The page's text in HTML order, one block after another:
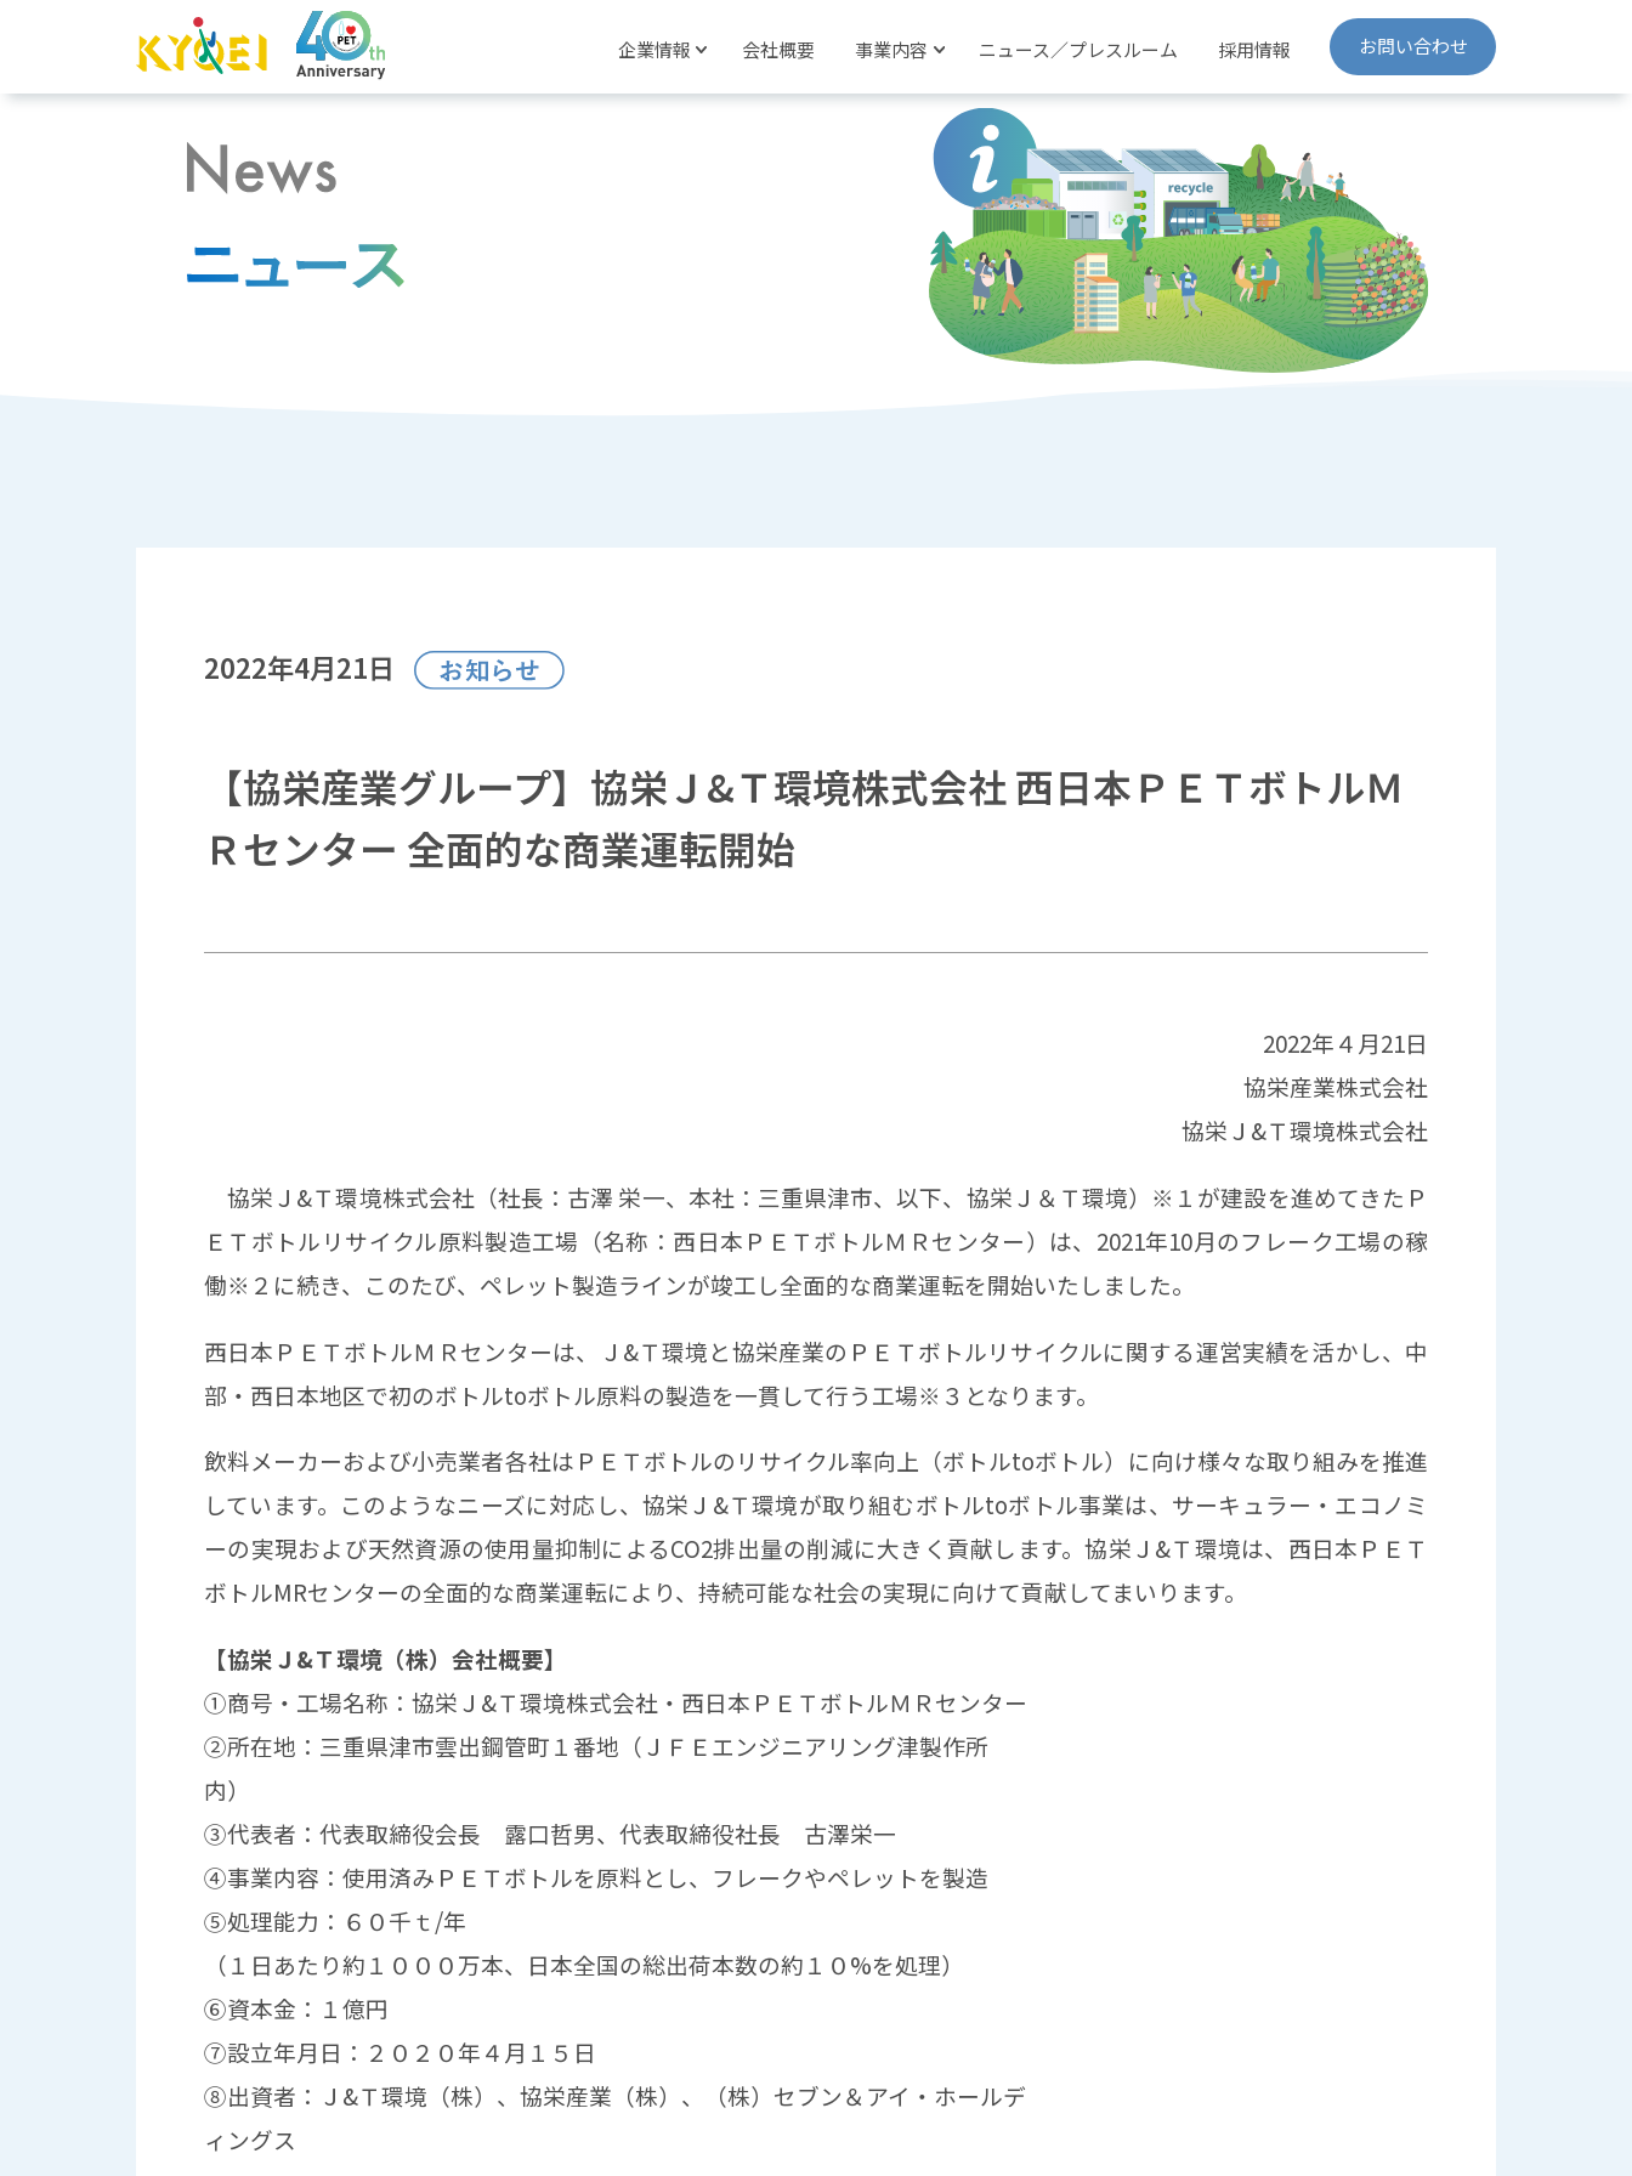
企業情報 会社概要 事業内容 ニュース／プレスルーム 採用情報 お問い合わせ
2022年4月21日
【協栄産業グループ】協栄Ｊ&Ｔ環境株式会社 西日本ＰＥＴボトルＭ
Ｒセンター 全面的な商業運転開始
2022年４月21日
協栄産業株式会社
協栄Ｊ&Ｔ環境株式会社
協栄Ｊ&Ｔ環境株式会社（社長：古澤 栄一、本社：三重県津市、以下、協栄Ｊ＆Ｔ環境）※１が建設を進めてきたＰ
ＥＴボトルリサイクル原料製造工場（名称：西日本ＰＥＴボトルＭＲセンター）は、2021年10月のフレーク工場の稼
働※２に続き、このたび、ペレット製造ラインが竣工し全面的な商業運転を開始いたしました。
西日本ＰＥＴボトルＭＲセンターは、Ｊ&Ｔ環境と協栄産業のＰＥＴボトルリサイクルに関する運営実績を活かし、中
部・西日本地区で初のボトルtoボトル原料の製造を一貫して行う工場※３となります。
飲料メーカーおよび小売業者各社はＰＥＴボトルのリサイクル率向上（ボトルtoボトル）に向け様々な取り組みを推進
しています。このようなニーズに対応し、協栄Ｊ&Ｔ環境が取り組むボトルtoボトル事業は、サーキュラー・エコノミ
ーの実現および天然資源の使用量抑制によるCO2排出量の削減に大きく貢献します。協栄Ｊ&Ｔ環境は、西日本ＰＥＴ
ボトルMRセンターの全面的な商業運転により、持続可能な社会の実現に向けて貢献してまいります。
【協栄Ｊ&Ｔ環境（株）会社概要】
①商号・工場名称：協栄Ｊ&Ｔ環境株式会社・西日本ＰＥＴボトルＭＲセンター
②所在地：三重県津市雲出鋼管町１番地（ＪＦＥエンジニアリング津製作所
内）
③代表者：代表取締役会長 露口哲男、代表取締役社長 古澤栄一
④事業内容：使用済みＰＥＴボトルを原料とし、フレークやペレットを製造
⑤処理能力：６０千ｔ/年
（１日あたり約１０００万本、日本全国の総出荷本数の約１０%を処理）
⑥資本金：１億円
⑦設立年月日：２０２０年４月１５日
⑧出資者：Ｊ&Ｔ環境（株）、協栄産業（株）、（株）セブン＆アイ・ホールデ
ィングス